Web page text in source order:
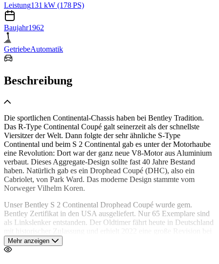
Leistung131 kW (178 PS)
Baujahr1962
GetriebeAutomatik
Beschreibung
Die sportlichen Continental-Chassis haben bei Bentley Tradition.
Das R-Type Continental Coupé galt seinerzeit als der schnellste
Viersitzer der Welt. Dann folgte der sehr ähnliche S-Type
Continental und beim S 2 Continental gab es unter der Motorhaube
eine Revolution: Dort war der ganz neue V8-Motor aus Aluminium
verbaut. Dieses Aggregate-Design sollte fast 40 Jahre Bestand
haben. Natürlich gab es ein Drophead Coupé (DHC), also ein
Cabriolet, von Park Ward. Das moderne Design stammte vom
Norweger Vilhelm Koren.
Unser Bentley S 2 Continental Drophead Coupé wurde gem.
Bentley Zertifikat in den USA ausgeliefert. Nur 65 Exemplare sind
als Linkslenker entstanden. Der Oldtimer fährt heute in Deutschland
mit historischer Zulassung und erhielt 2022 eine große Revision bei
einem Hamburger Fachbetrieb. Diese Klassiker sind die
wertbeständigsten Bentleys der Nachkriegszeit. Souveräner
Mehr anzeigen